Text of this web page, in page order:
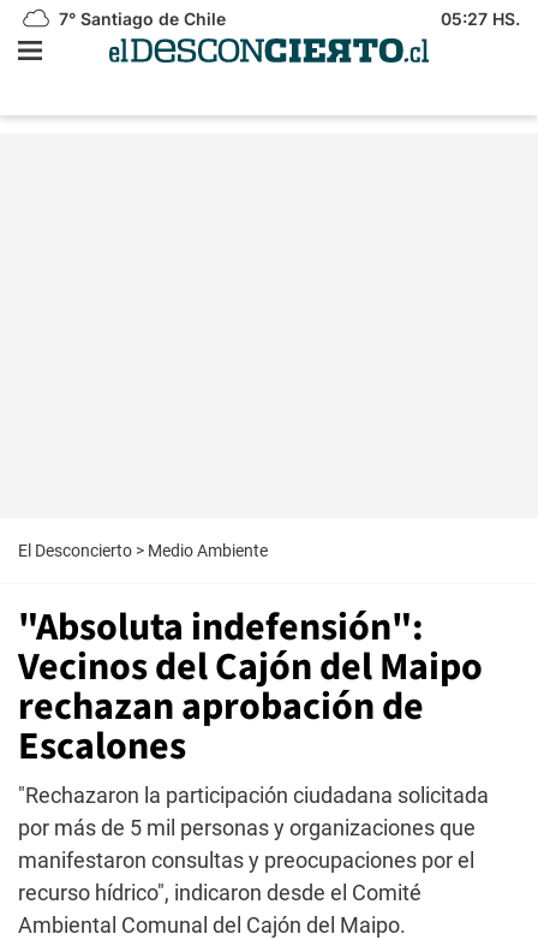
7° Santiago de Chile 05:27 HS.
El Desconcierto > Medio Ambiente
"Absoluta indefensión":
Vecinos del Cajón del Maipo
rechazan aprobación de
Escalones
"Rechazaron la participación ciudadana solicitada
por más de 5 mil personas y organizaciones que
manifestaron consultas y preocupaciones por el
recurso hídrico", indicaron desde el Comité
Ambiental Comunal del Cajón del Maipo.